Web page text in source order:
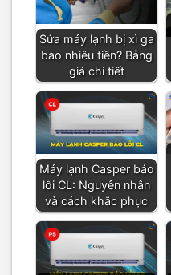
Sửa máy lạnh bị xì ga
bao nhiêu tiền? Bảng
giá chi tiết
Máy lạnh Casper báo
lỗi CL: Nguyên nhân
và cách khắc phục